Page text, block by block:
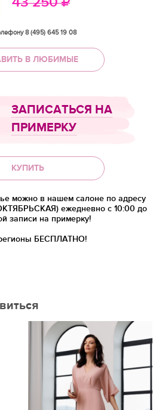
8 (495) 645 19 08
В ЛЮБИМЫЕ
ЗАПИСАТЬСЯ НА
ПРИМЕРКУ
КУПИТЬ
можно в нашем салоне по адресу
ежедневно с 10:00 до
записи на примерку!
БЕСПЛАТНО!